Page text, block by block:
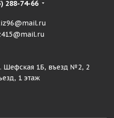
288-74-66
Шефская 1Б, въезд №2, 2
1 этаж